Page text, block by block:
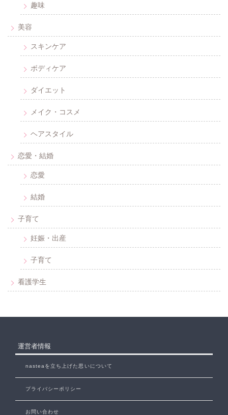
趣味
美容
スキンケア
ボディケア
ダイエット
メイク・コスメ
ヘアスタイル
恋愛・結婚
恋愛
結婚
子育て
妊娠・出産
子育て
看護学生
運営者情報
nasteaを立ち上げた思いについて
プライバシーポリシー
お問い合わせ